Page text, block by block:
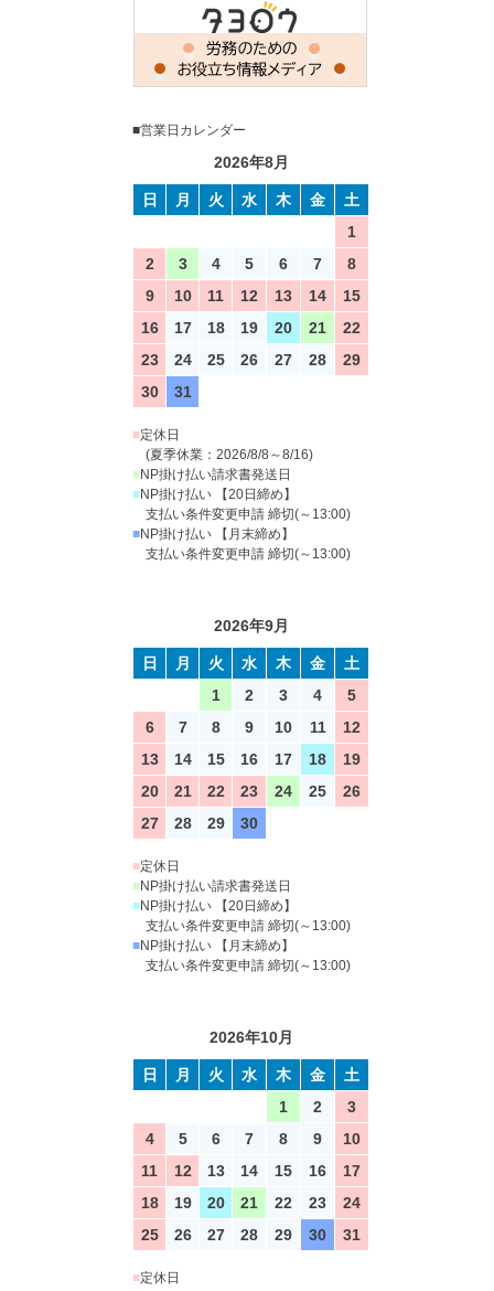
■営業日カレンダー
2026年8月
日 月 火 水 木 金
土
1
2
3 4 5 6 7
8
9
10 11 12 13 14
15
16
17 18 19 20 21
22
23
24 25 26 27 28
29
30
31
■定休日
(夏季休業：2026/8/8～8/16)
■NP掛け払い請求書発送日
■NP掛け払い 【20日締め】
支払い条件変更申請 締切(～13:00)
■NP掛け払い 【月末締め】
支払い条件変更申請 締切(～13:00)
2026年9月
日 月 火 水 木 金
土
1
2 3 4
5
6
7 8 9 10 11
12
13
14 15 16 17 18
19
20
21 22 23 24 25
26
27
28 29 30
■定休日
■NP掛け払い請求書発送日
■NP掛け払い 【20日締め】
支払い条件変更申請 締切(～13:00)
■NP掛け払い 【月末締め】
支払い条件変更申請 締切(～13:00)
2026年10月
日 月 火 水 木 金
土
1
2
3
4
5 6 7 8 9
10
11
12 13 14 15 16
17
18
19 20 21 22 23
24
25
26 27 28 29 30 31
■定休日